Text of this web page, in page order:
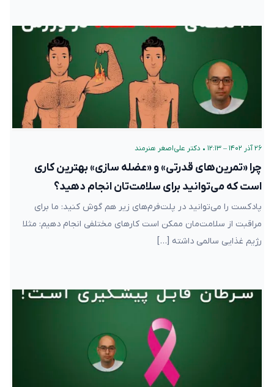
۲۶ آذر ۱۴۰۲ – ۱۲:۱۳ • دکتر علی‌اصغر هنرمند
چرا «تمرین‌های قدرتی» و «عضله سازی» بهترین کاری
است که می‌توانید برای سلامت‌تان انجام دهید؟
پادکست را می‌توانید در پلت‌فرم‌های زیر هم گوش کنید: ما برای
مراقبت از سلامت‌مان ممکن است کارهای مختلفی انجام دهیم: مثلا
رژیم غذایی سالمی داشته […]